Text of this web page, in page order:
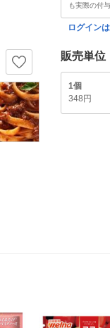
も実際の付
ログイン
販売単位
1個
348円